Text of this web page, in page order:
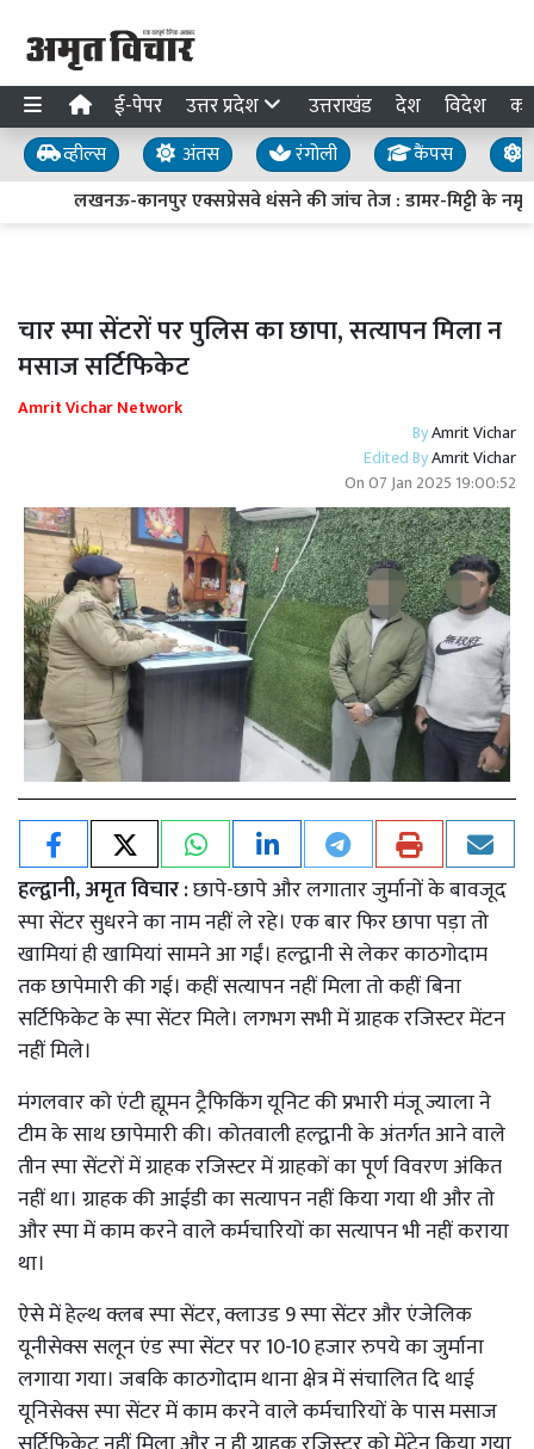
ई-पेपर उत्तर प्रदेश उत्तराखंड देश विदेश
व्हील्स अंतस रंगोली कैंपस
लखनऊ-कानपुर एक्सप्रेसवे धंसने की जांच तेज : डामर-मिट्टी के नमूने
चार स्पा सेंटरों पर पुलिस का छापा, सत्यापन मिला न
मसाज सर्टिफिकेट
Amrit Vichar Network
ByAmrit Vichar
Edited ByAmrit Vichar
On07 Jan 2025 19:00:52
हल्द्वानी, अमृत विचार :छापे-छापे और लगातार जुर्मानों के बावजूद
स्पा सेंटर सुधरने का नाम नहीं ले रहे। एक बार फिर छापा पड़ा तो
खामियां ही खामियां सामने आ गईं। हल्द्वानी से लेकर काठगोदाम
तक छापेमारी की गई। कहीं सत्यापन नहीं मिला तो कहीं बिना
सर्टिफिकेट के स्पा सेंटर मिले। लगभग सभी में ग्राहक रजिस्टर मेंटन
नहीं मिले।
मंगलवार को एंटी ह्यूमन ट्रैफिकिंग यूनिट की प्रभारी मंजू ज्याला ने
टीम के साथ छापेमारी की। कोतवाली हल्द्वानी के अंतर्गत आने वाले
तीन स्पा सेंटरों में ग्राहक रजिस्टर में ग्राहकों का पूर्ण विवरण अंकित
नहीं था। ग्राहक की आईडी का सत्यापन नहीं किया गया थी और तो
और स्पा में काम करने वाले कर्मचारियों का सत्यापन भी नहीं कराया
था।
ऐसे में हेल्थ क्लब स्पा सेंटर, क्लाउड 9 स्पा सेंटर और एंजेलिक
यूनीसेक्स सलून एंड स्पा सेंटर पर 10-10 हजार रुपये का जुर्माना
लगाया गया। जबकि काठगोदाम थाना क्षेत्र में संचालित दि थाई
यूनिसेक्स स्पा सेंटर में काम करने वाले कर्मचारियों के पास मसाज